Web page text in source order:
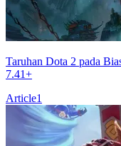
Taruhan Dota 2 pada
7.41+
Article1